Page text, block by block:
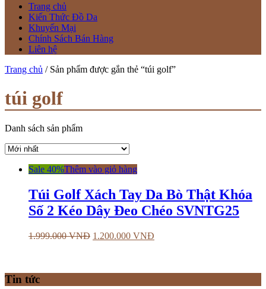
Trang chủ
Kiến Thức Đồ Da
Khuyến Mại
Chính Sách Bán Hàng
Liên hệ
Trang chủ / Sản phẩm được gắn thẻ “túi golf”
túi golf
Danh sách sản phẩm
Sale 40%Thêm vào giỏ hàng
Túi Golf Xách Tay Da Bò Thật Khóa
Số 2 Kéo Dây Đeo Chéo SVNTG25
1.999.000VNĐ 1.200.000 VNĐ
Tin tức